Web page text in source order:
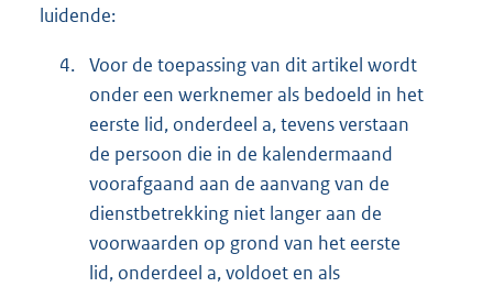
luidende:
4. Voor de toepassing van dit artikel wordt
onder een werknemer als bedoeld in het
eerste lid, onderdeel a, tevens verstaan
de persoon die in de kalendermaand
voorafgaand aan de aanvang van de
dienstbetrekking niet langer aan de
voorwaarden op grond van het eerste
lid, onderdeel a, voldoet en als